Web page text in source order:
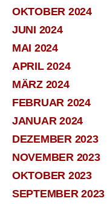
OKTOBER 2024
JUNI 2024
MAI 2024
APRIL 2024
MÄRZ 2024
FEBRUAR 2024
JANUAR 2024
DEZEMBER 2023
NOVEMBER 2023
OKTOBER 2023
SEPTEMBER 2023